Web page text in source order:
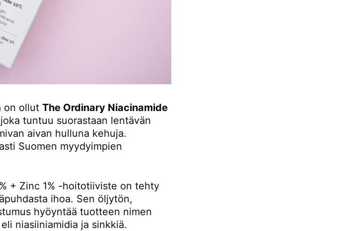
on ollut The Ordinary Niacinamide
tuntuu suorastaan lentävän
aivan hulluna kehuja.
Suomen myydyimpien
+ Zinc 1% -hoitotiiviste on tehty
ihoa. Sen öljytön,
hyöyntää tuotteen nimen
niasiiniamidia ja sinkkiä.